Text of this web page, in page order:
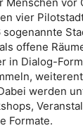
vier
offene
in Dialog-
werden
Formate.